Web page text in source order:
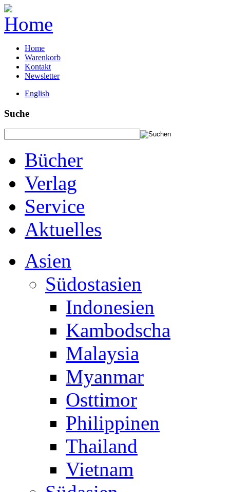
Home
Warenkorb
Kontakt
Newsletter
English
Suche
Bücher
Verlag
Service
Aktuelles
Asien
Südostasien
Indonesien
Kambodscha
Malaysia
Myanmar
Osttimor
Philippinen
Thailand
Vietnam